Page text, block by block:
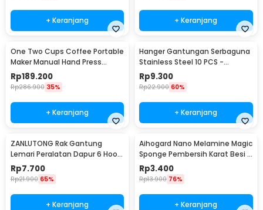
+ Keranjang + Keranjang
One Two Cups Coffee Portable
Maker Manual Hand Press
Espresso 300ml - T35066
Rp189.200
Rp286.900 35%
+ Keranjang
Hanger Gantungan Serbaguna
Stainless Steel 10 PCS -
M127105
Rp9.300
Rp22.900 60%
+ Keranjang
ZANLUTONG Rak Gantung
Lemari Peralatan Dapur 6 Hook
Besi - 2137
Rp7.700
Rp21.900 65%
+ Keranjang
Aihogard Nano Melamine Magic
Sponge Pembersih Karat Besi -
CW62
Rp3.400
Rp13.900 76%
+ Keranjang